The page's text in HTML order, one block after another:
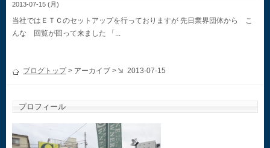
2013-07-15 (月)
当社ではＥＴＣのセットアップを行っておりますが 先日業界団体から こ
んな 回覧が回って来ました 「...
ブログトップ> アーカイブ > 2013-07-15
プロフィール